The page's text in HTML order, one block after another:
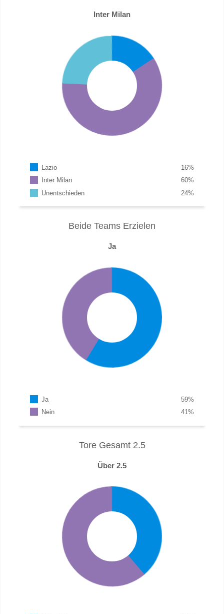
Inter Milan
Lazio %
16
Inter Milan
%
60
Unentschieden
%
24
Beide Teams Erzielen
Ja
Ja %
59
Nein
%
41
Tore Gesamt 2.5
Über 2.5